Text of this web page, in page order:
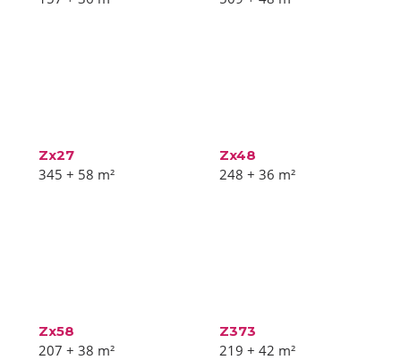
Zx27
345 + 58 m²
Zx48
248 + 36 m²
Zx58
207 + 38 m²
Z373
219 + 42 m²